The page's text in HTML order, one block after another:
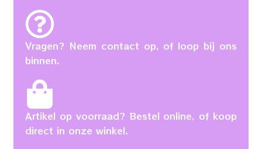
Vragen? Neem contact op, of loop bij ons
binnen.
Artikel op voorraad? Bestel online, of koop
direct in onze winkel.